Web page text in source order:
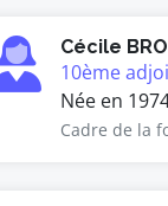
Cécile
10ème
Née en
Cadre de la